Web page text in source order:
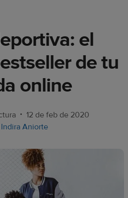
el
de tu
online
• 12 de feb de 2020
Indira Aniorte